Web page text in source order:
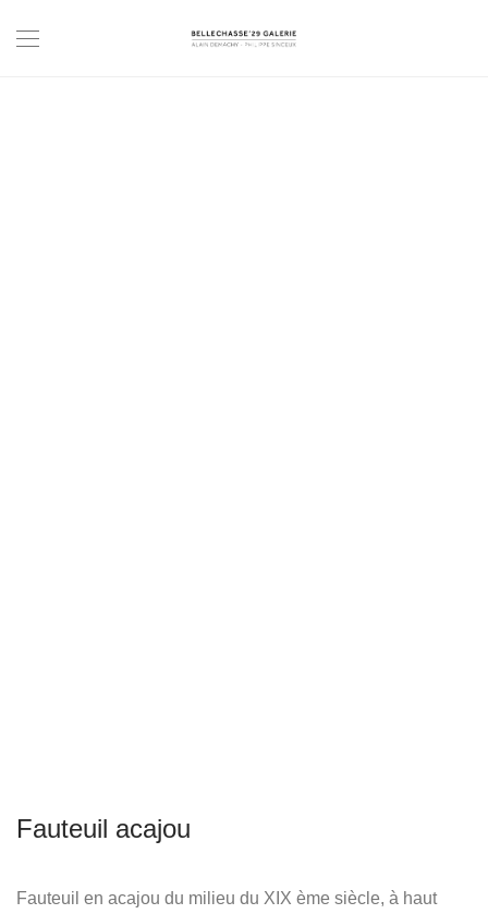
Fauteuil acajou
Fauteuil en acajou du milieu du XIX ème siècle, à haut